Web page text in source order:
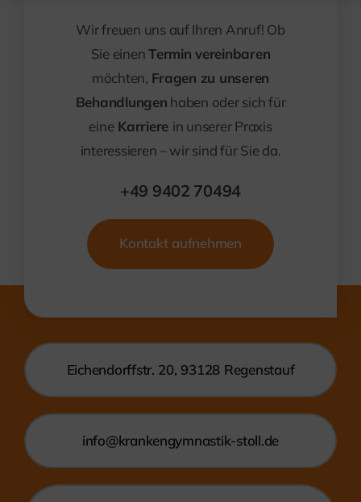
Wir freuen uns auf Ihren Anruf! Ob
Sie einenTermin vereinbaren
möchten, Fragen zu unseren
Behandlungen haben oder sich für
eine Karriere in unserer Praxis
interessieren – wir sind für Sie da.
+49 9402 70494
Kontakt aufnehmen
Eichendorffstr. 20, 93128 Regenstauf
info@krankengymnastik-stoll.de